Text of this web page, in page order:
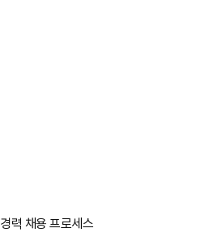
영어 테스트
경력 채용 프로세스